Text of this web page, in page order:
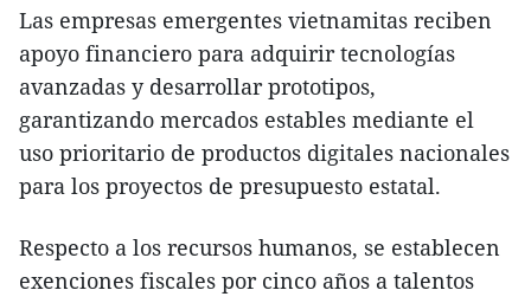
Las empresas emergentes vietnamitas reciben
apoyo financiero para adquirir tecnologías
avanzadas y desarrollar prototipos,
garantizando mercados estables mediante el
uso prioritario de productos digitales nacionales
para los proyectos de presupuesto estatal.
Respecto a los recursos humanos, se establecen
exenciones fiscales por cinco años a talentos